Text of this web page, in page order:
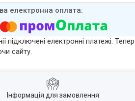
підключені електронні платежі.
сайту.
Інформація для замовлення